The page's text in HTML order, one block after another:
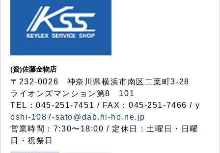
(資)佐藤金物店
〒232-0026 神奈川県横浜市南区二葉町3-28
ライオンズマンション第8 101
TEL：045-251-7451 / FAX：045-251-7466 / y
oshi-1087-sato@dab.hi-ho.ne.jp
営業時間：7:30〜18:00 / 定休日：土曜日・日曜
日・祝祭日